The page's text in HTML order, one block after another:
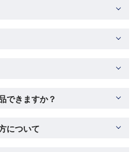
できますか？
について